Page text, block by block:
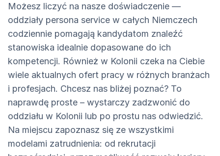
Możesz liczyć na nasze doświadczenie —
oddziały persona service w całych Niemczech
codziennie pomagają kandydatom znaleźć
stanowiska idealnie dopasowane do ich
kompetencji. Również w Kolonii czeka na Ciebie
wiele aktualnych ofert pracy w różnych branżach
i profesjach. Chcesz nas bliżej poznać? To
naprawdę proste – wystarczy zadzwonić do
oddziału w Kolonii lub po prostu nas odwiedzić.
Na miejscu zapoznasz się ze wszystkimi
modelami zatrudnienia: od rekrutacji